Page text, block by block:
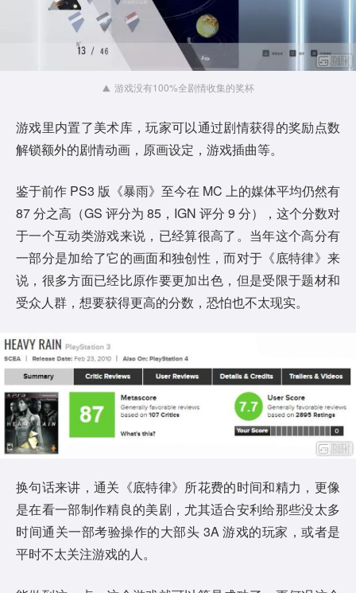
游戏没有100%全剧情收集的奖杯
游戏里内置了美术库，玩家可以通过剧情获得的奖励点数
解锁额外的剧情动画，原画设定，游戏插曲等。
鉴于前作 PS3 版《暴雨》至今在 MC 上的媒体平均仍然有
87 分之高（GS 评分为 85，IGN 评分 9 分），这个分数对
于一个互动类游戏来说，已经算很高了。当年这个高分有
一部分是加给了它的画面和独创性，而对于《底特律》来
说，很多方面已经比原作要更加出色，但是受限于题材和
受众人群，想要获得更高的分数，恐怕也不太现实。
换句话来讲，通关《底特律》所花费的时间和精力，更像
是在看一部制作精良的美剧，尤其适合安利给那些没太多
时间通关一部考验操作的大部头 3A 游戏的玩家，或者是
平时不太关注游戏的人。